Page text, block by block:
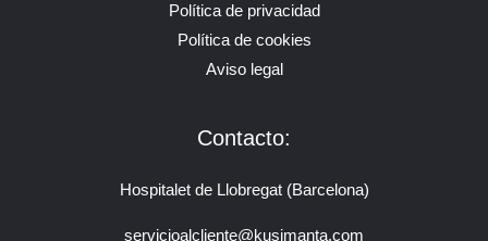
Política de privacidad
Política de cookies
Aviso legal
Contacto:
Hospitalet de Llobregat (Barcelona)
servicioalcliente@kusimanta.com